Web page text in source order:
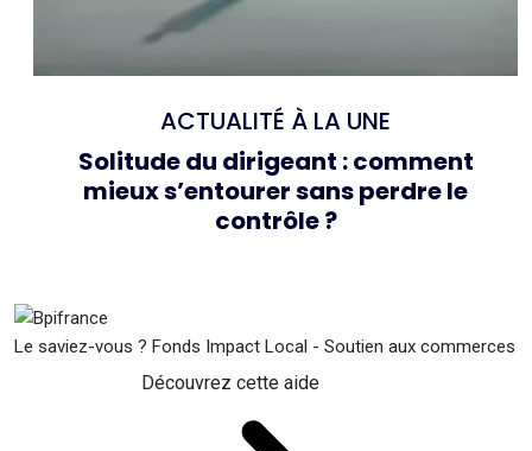
ACTUALITÉ À LA UNE
Solitude du dirigeant : comment
mieux s’entourer sans perdre le
contrôle ?
Le saviez-vous ? Fonds Impact Local - Soutien aux commerces
Découvrez cette aide